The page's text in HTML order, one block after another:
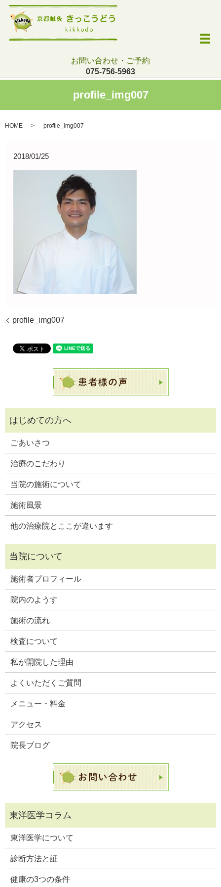
お問い合わせ・ご予約
075-756-5963
メ
profile_img007
HOME profile_img007
2018/01/25
profile_img007
ごあいさつ
治療のこだわり
当院の施術について
施術風景
他の治療院とここが違います
施術者プロフィール
院内のようす
施術の流れ
検査について
私が開院した理由
よくいただくご質問
メニュー・料金
アクセス
院長ブログ
東洋医学について
診断方法と証
健康の3つの条件